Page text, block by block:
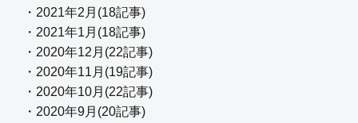
・2021年2月(18記事)
・2021年1月(18記事)
・2020年12月(22記事)
・2020年11月(19記事)
・2020年10月(22記事)
・2020年9月(20記事)